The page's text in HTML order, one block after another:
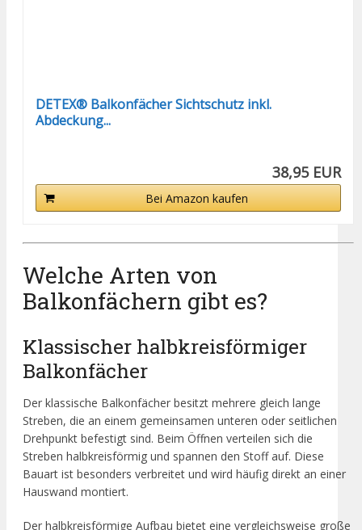
DETEX® Balkonfächer Sichtschutz inkl.
Abdeckung...
38,95 EUR
Bei Amazon kaufen
Welche Arten von
Balkonfächern gibt es?
Klassischer halbkreisförmiger
Balkonfächer
Der klassische Balkonfächer besitzt mehrere gleich lange
Streben, die an einem gemeinsamen unteren oder seitlichen
Drehpunkt befestigt sind. Beim Öffnen verteilen sich die
Streben halbkreisförmig und spannen den Stoff auf. Diese
Bauart ist besonders verbreitet und wird häufig direkt an einer
Hauswand montiert.
Der halbkreisförmige Aufbau bietet eine vergleichsweise große